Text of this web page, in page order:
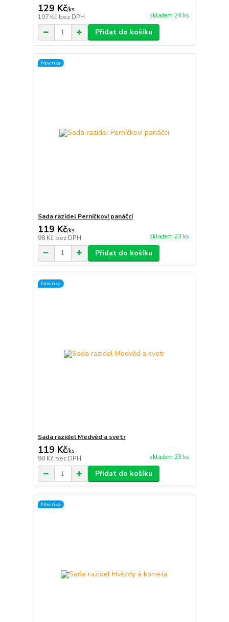
129 Kč/ks
107 Kč bez DPH skladem 24 ks
Přidat do košíku
Novinka
Sada razidel Perníčkoví panáčci
119 Kč/ks
98 Kč bez DPH skladem 23 ks
Přidat do košíku
Novinka
Sada razidel Medvěd a svetr
119 Kč/ks
98 Kč bez DPH skladem 23 ks
Přidat do košíku
Novinka